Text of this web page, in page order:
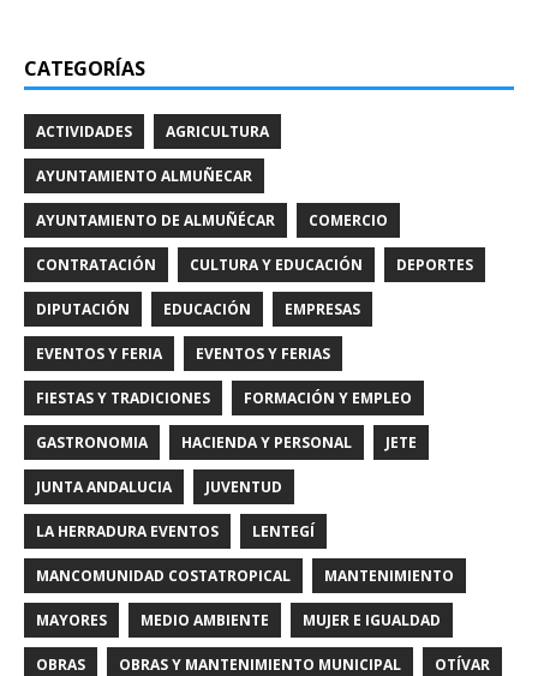
CATEGORÍAS
ACTIVIDADES AGRICULTURA
AYUNTAMIENTO ALMUÑECAR
AYUNTAMIENTO DE ALMUÑÉCAR COMERCIO
CONTRATACIÓN CULTURA Y EDUCACIÓN DEPORTES
DIPUTACIÓN EDUCACIÓN EMPRESAS
EVENTOS Y FERIA EVENTOS Y FERIAS
FIESTAS Y TRADICIONES FORMACIÓN Y EMPLEO
GASTRONOMIA HACIENDA Y PERSONAL JETE
JUNTA ANDALUCIA JUVENTUD
LA HERRADURA EVENTOS LENTEGÍ
MANCOMUNIDAD COSTATROPICAL MANTENIMIENTO
MAYORES MEDIO AMBIENTE MUJER E IGUALDAD
OBRAS OBRAS Y MANTENIMIENTO MUNICIPAL OTÍVAR